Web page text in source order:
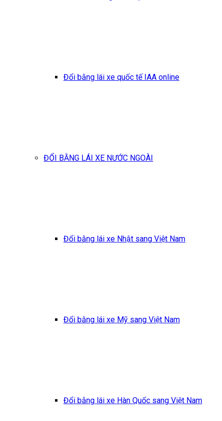
Đổi bằng lái xe quốc tế IAA online
ĐỔI BẰNG LÁI XE NƯỚC NGOÀI
Đổi bằng lái xe Nhật sang Việt Nam
Đổi bằng lái xe Mỹ sang Việt Nam
Đổi bằng lái xe Hàn Quốc sang Việt Nam